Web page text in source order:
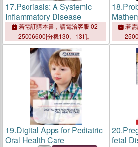
17.Psoriasis: A Systemic
Inflammatory Disease
若需訂購本書，請電洽客服 02-
25006600[分機130、131]。
18.
若需
19.Digital Apps for Pediatric
Oral Health Care
20.
fetal